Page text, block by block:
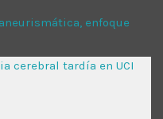
enfoque